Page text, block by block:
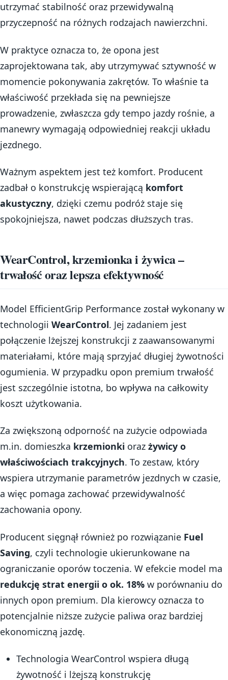
utrzymać stabilność oraz przewidywalną
przyczepność na różnych rodzajach nawierzchni.
W praktyce oznacza to, że opona jest
zaprojektowana tak, aby utrzymywać sztywność w
momencie pokonywania zakrętów. To właśnie ta
właściwość przekłada się na pewniejsze
prowadzenie, zwłaszcza gdy tempo jazdy rośnie, a
manewry wymagają odpowiedniej reakcji układu
jezdnego.
Ważnym aspektem jest też komfort. Producent
zadbał o konstrukcję wspierającą komfort
akustyczny, dzięki czemu podróż staje się
spokojniejsza, nawet podczas dłuższych tras.
WearControl, krzemionka i żywica –
trwałość oraz lepsza efektywność
Model EfficientGrip Performance został wykonany w
technologii WearControl. Jej zadaniem jest
połączenie lżejszej konstrukcji z zaawansowanymi
materiałami, które mają sprzyjać długiej żywotności
ogumienia. W przypadku opon premium trwałość
jest szczególnie istotna, bo wpływa na całkowity
koszt użytkowania.
Za zwiększoną odporność na zużycie odpowiada
m.in. domieszka krzemionki oraz żywicy o
właściwościach trakcyjnych. To zestaw, który
wspiera utrzymanie parametrów jezdnych w czasie,
a więc pomaga zachować przewidywalność
zachowania opony.
Producent sięgnął również po rozwiązanie Fuel
Saving, czyli technologie ukierunkowane na
ograniczanie oporów toczenia. W efekcie model ma
redukcję strat energii o ok. 18% w porównaniu do
innych opon premium. Dla kierowcy oznacza to
potencjalnie niższe zużycie paliwa oraz bardziej
ekonomiczną jazdę.
Technologia WearControl wspiera długą
żywotność i lżejszą konstrukcję